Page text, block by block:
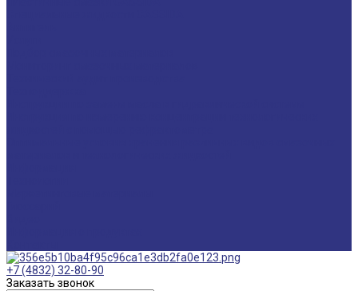
+7 (4832) 32-80-90
Заказать звонок